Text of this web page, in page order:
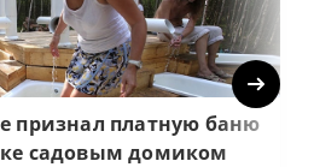
признал платную баню
садовым домиком
Next